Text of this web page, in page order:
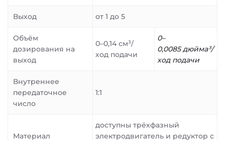
Выход от 1 до 5
Объём
дозирования на
выход
0–0,14 см³/
ход подачи
0–
0,0085 дюйма³/
ход подачи
Внутреннее
передаточное
число
1:1
Материал
доступны трёхфазный
электродвигатель и редуктор с